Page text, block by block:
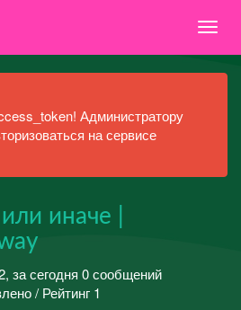
Администратору
на сервисе
иначе |
за сегодня 0 сообщений
/ Рейтинг 1